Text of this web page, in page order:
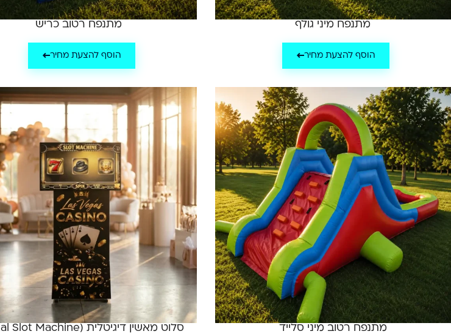
מתנפח מיני גולף
הוסף להצעת מחיר
מתנפח רטוב כריש
הוסף להצעת מחיר
מתנפח רטוב מיני סלייד סלוט מאשין דיגיטלית (Digital Slot Machine)